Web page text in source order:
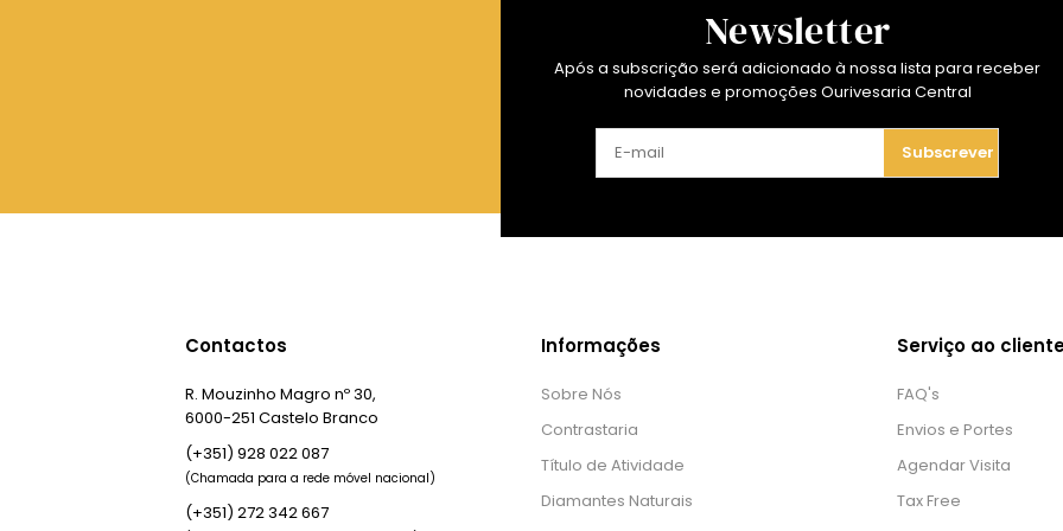
Newsletter
Após a subscrição será adicionado à nossa lista para receber
novidades e promoções Ourivesaria Central
Subscrever
Contactos
R. Mouzinho Magro nº 30,
6000-251 Castelo Branco
(+351) 928 022 087
(Chamada para a rede móvel nacional)
(+351) 272 342 667
Informações
Sobre Nós
Contrastaria
Título de Atividade
Diamantes Naturais
Serviço ao
FAQ's
Envios e Portes
Agendar Visita
Tax Free